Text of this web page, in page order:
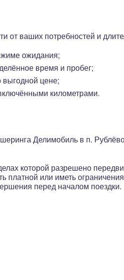
от ваших потребностей и
ожидания;
время и пробег;
цене;
километрами.
Делимобиль в п.
которой разрешено
платной или иметь ограничения
перед началом поездки.